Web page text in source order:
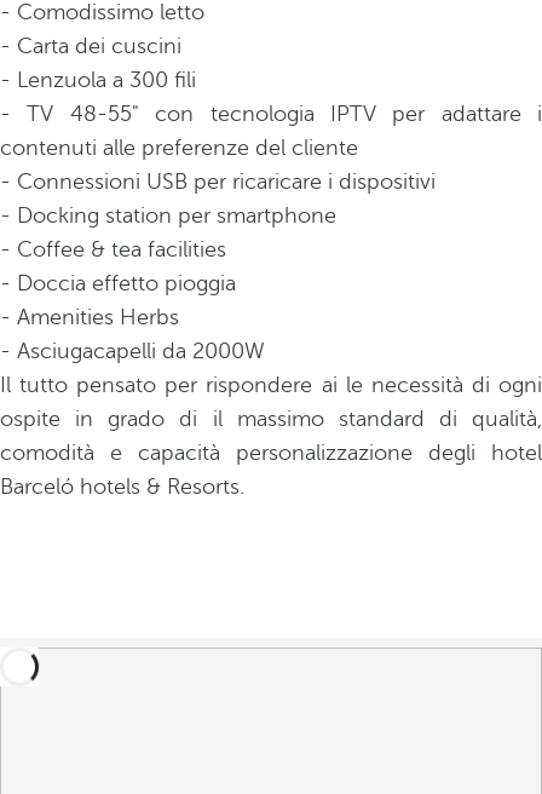
- Comodissimo letto
- Carta dei cuscini
- Lenzuola a 300 fili
- TV 48-55" con tecnologia IPTV per adattare i
contenuti alle preferenze del cliente
- Connessioni USB per ricaricare i dispositivi
- Docking station per smartphone
- Coffee & tea facilities
- Doccia effetto pioggia
- Amenities Herbs
- Asciugacapelli da 2000W
Il tutto pensato per rispondere ai le necessità di ogni
ospite in grado di il massimo standard di qualità,
comodità e capacità personalizzazione degli hotel
Barceló hotels & Resorts.